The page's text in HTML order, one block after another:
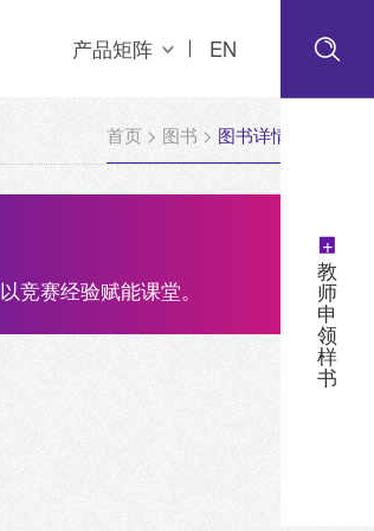
产品矩阵 EN
+
教
师
申
领
样
书
首页 > 图书 > 图书详情
竞赛经验赋能课堂。